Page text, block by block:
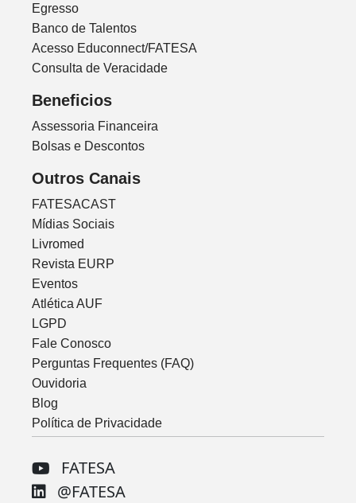
Egresso
Banco de Talentos
Acesso Educonnect/FATESA
Consulta de Veracidade
Beneficios
Assessoria Financeira
Bolsas e Descontos
Outros Canais
FATESACAST
Mídias Sociais
Livromed
Revista EURP
Eventos
Atlética AUF
LGPD
Fale Conosco
Perguntas Frequentes (FAQ)
Ouvidoria
Blog
Política de Privacidade
FATESA
@FATESA